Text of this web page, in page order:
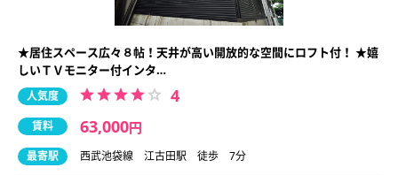
★居住スペース広々８帖！天井が高い開放的な空間にロフト付！ ★嬉
しいＴＶモニター付インタ…
人気度 4
賃料 63,000円
最寄駅 西武池袋線 江古田駅 徒歩 7分